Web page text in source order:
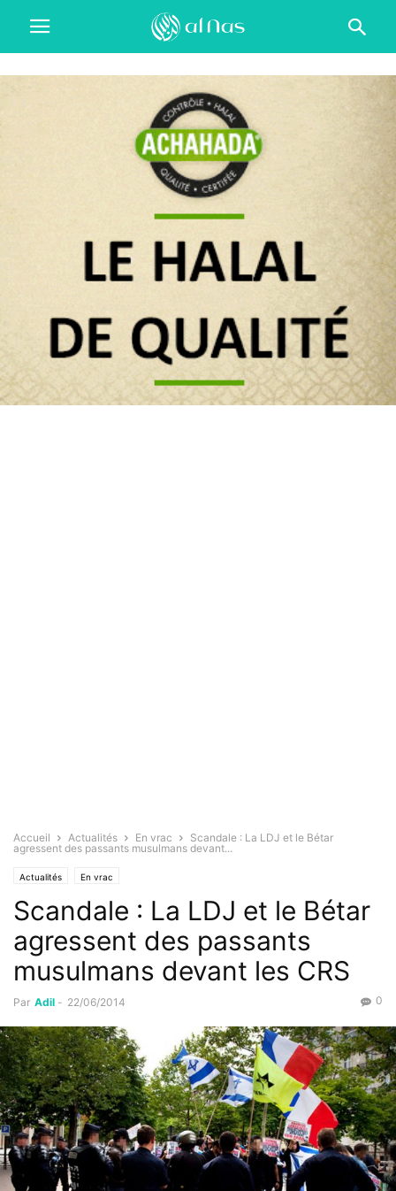
Accueil Actualités En vrac
Scandale : La LDJ et le Bétar
agressent des passants musulmans devant...
Actualités En vrac
Scandale : La LDJ et le Bétar
agressent des passants
musulmans devant les CRS
Par Adil - 22/06/2014 0